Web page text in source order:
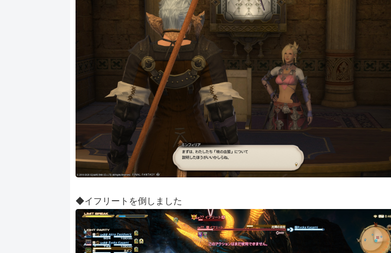
◆イフリートを倒しました